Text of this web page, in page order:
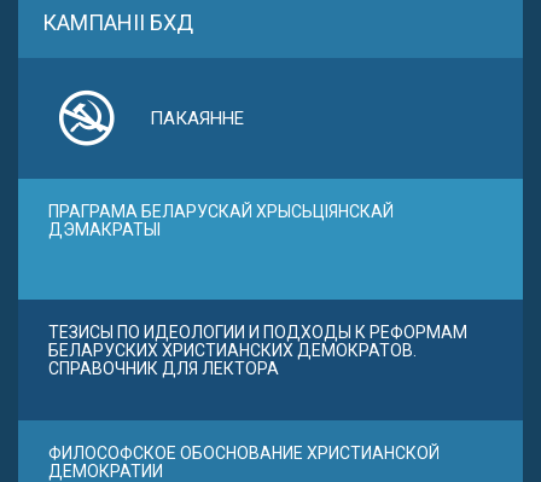
КАМПАНІІ БХД
ПАКАЯННЕ
ПРАГРАМА БЕЛАРУСКАЙ ХРЫСЬЦІЯНСКАЙ
ДЭМАКРАТЫІ
ТЕЗИСЫ ПО ИДЕОЛОГИИ И ПОДХОДЫ К РЕФОРМАМ
БЕЛАРУСКИХ ХРИСТИАНСКИХ ДЕМОКРАТОВ.
СПРАВОЧНИК ДЛЯ ЛЕКТОРА
ФИЛОСОФСКОЕ ОБОСНОВАНИЕ ХРИСТИАНСКОЙ
ДЕМОКРАТИИ